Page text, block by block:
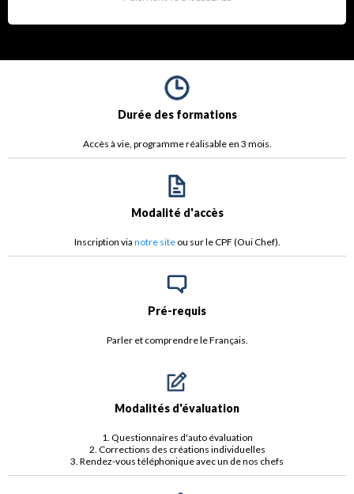
Durée des formations
Accès à vie, programme réalisable en 3 mois.
Modalité d'accès
Inscription via notre siteou sur le CPF (Oui Chef).
Pré-requis
Parler et comprendre le Français.
Modalités d'évaluation
1. Questionnaires d'auto évaluation
2. Corrections des créations individuelles
3. Rendez-vous téléphonique avec un de nos chefs